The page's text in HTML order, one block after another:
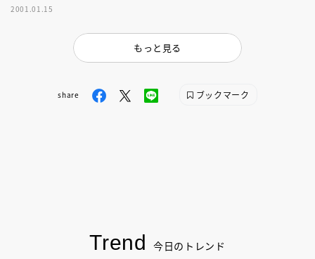
2001.01.15
もっと見る
share ブックマーク
Trend 今日のトレンド